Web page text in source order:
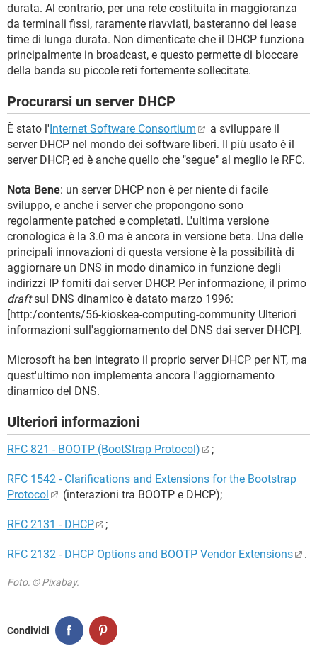
durata. Al contrario, per una rete costituita in maggioranza
da terminali fissi, raramente riavviati, basteranno dei lease
time di lunga durata. Non dimenticate che il DHCP funziona
principalmente in broadcast, e questo permette di bloccare
della banda su piccole reti fortemente sollecitate.
Procurarsi un server DHCP
È stato l'Internet Software Consortium
a sviluppare il
server DHCP nel mondo dei software liberi. Il più usato è il
server DHCP, ed è anche quello che "segue" al meglio le RFC.
Nota Bene: un server DHCP non è per niente di facile
sviluppo, e anche i server che propongono sono
regolarmente patched e completati. L'ultima versione
cronologica è la 3.0 ma è ancora in versione beta. Una delle
principali innovazioni di questa versione è la possibilità di
aggiornare un DNS in modo dinamico in funzione degli
indirizzi IP forniti dai server DHCP. Per informazione, il primo
draftsul DNS dinamico è datato marzo 1996:
[http:/contents/56-kioskea-computing-community Ulteriori
informazioni sull'aggiornamento del DNS dai server DHCP].
Microsoft ha ben integrato il proprio server DHCP per NT, ma
quest'ultimo non implementa ancora l'aggiornamento
dinamico del DNS.
Ulteriori informazioni
RFC 821 - BOOTP (BootStrap Protocol) ;
RFC 1542 - Clarifications and Extensions for the Bootstrap
Protocol
(interazioni tra BOOTP e DHCP);
RFC 2131 - DHCP ;
RFC 2132 - DHCP Options and BOOTP Vendor Extensions .
Foto: © Pixabay.
Condividi